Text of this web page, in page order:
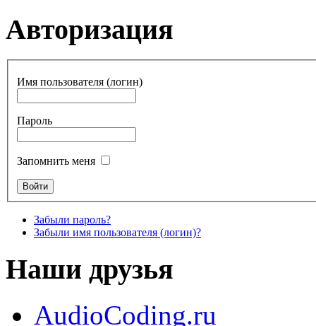
Авторизация
Имя пользователя (логин)
Пароль
Запомнить меня
Забыли пароль?
Забыли имя пользователя (логин)?
Наши друзья
AudioCoding.ru